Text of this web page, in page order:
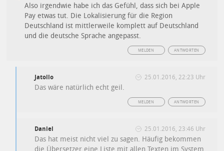
Also irgendwie habe ich das Gefühl, dass sich bei Apple
Pay etwas tut. Die Lokalisierung für die Region
Deutschland ist mittlerweile komplett auf Deutschland
und die deutsche Sprache angepasst.
ANTWORTEN
MELDEN
Jatollo 25.01.2016, 22:23 Uhr
Das wäre natürlich echt geil.
ANTWORTEN
MELDEN
Daniel 25.01.2016, 23:46 Uhr
Das hat meist nicht viel zu sagen. Häufig bekommen